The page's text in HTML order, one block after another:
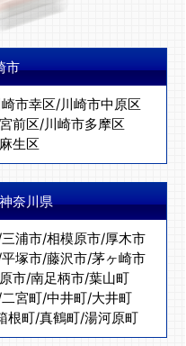
市
市幸区/川崎市中原区
前区/川崎市多摩区
生区
奈川県
三浦市/相模原市/厚木市
平塚市/藤沢市/茅ヶ崎市
市/南足柄市/葉山町
二宮町/中井町/大井町
根町/真鶴町/湯河原町